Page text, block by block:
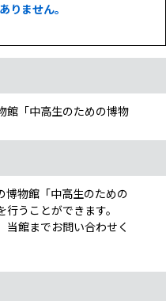
りません。
「中高生のための博物
博物館「中高生のための
うことができます。
館までお問い合わせく